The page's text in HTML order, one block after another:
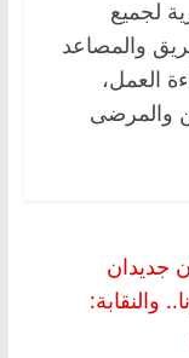
لجميع
والمصاعد
العمل،
والمرضى
جديدان
والنقابة: